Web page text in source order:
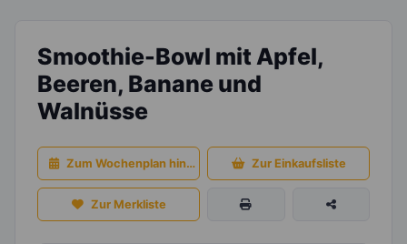
Smoothie-Bowl mit Apfel,
Beeren, Banane und
Walnüsse
Zum Wochenplan hinzufügen Zur Einkaufsliste
Zur Merkliste